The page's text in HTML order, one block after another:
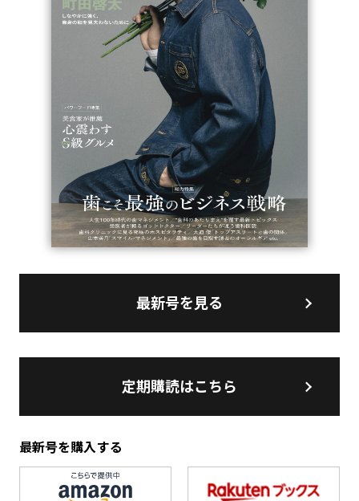
最新号を見る
定期購読はこちら
最新号を購入する